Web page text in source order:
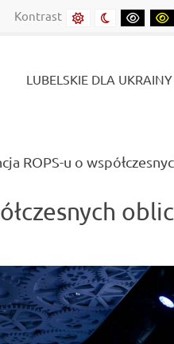
Lubelszczyźnie
Kontrast DomyślnyKontrast
LUBELSKIE DLA UKRAINY
ROPS-u o